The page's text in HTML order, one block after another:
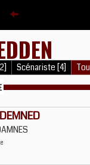
Scénariste [4]